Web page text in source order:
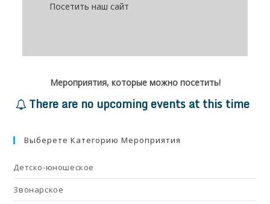
Посетить наш сайт
Мероприятия, которые можно посетить!
There are no upcoming events at this time
Выберете Категорию Мероприятия
Детско-юношеское
Звонарское